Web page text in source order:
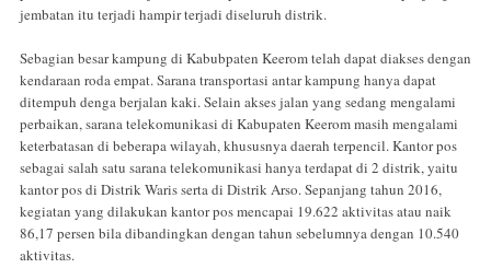
jembatan itu terjadi hampir terjadi diseluruh distrik.
Sebagian besar kampung di Kabubpaten Keerom telah dapat diakses dengan
kendaraan roda empat. Sarana transportasi antar kampung hanya dapat
ditempuh denga berjalan kaki. Selain akses jalan yang sedang mengalami
perbaikan, sarana telekomunikasi di Kabupaten Keerom masih mengalami
keterbatasan di beberapa wilayah, khususnya daerah terpencil. Kantor pos
sebagai salah satu sarana telekomunikasi hanya terdapat di 2 distrik, yaitu
kantor pos di Distrik Waris serta di Distrik Arso. Sepanjang tahun 2016,
kegiatan yang dilakukan kantor pos mencapai 19.622 aktivitas atau naik
86,17 persen bila dibandingkan dengan tahun sebelumnya dengan 10.540
aktivitas.